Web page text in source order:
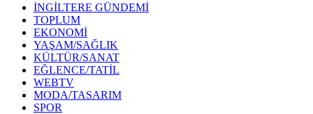
İNGİLTERE GÜNDEMİ
TOPLUM
EKONOMİ
YAŞAM/SAĞLIK
KÜLTÜR/SANAT
EĞLENCE/TATİL
WEBTV
MODA/TASARIM
SPOR